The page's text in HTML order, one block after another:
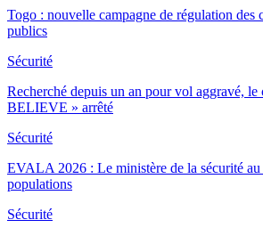
Togo : nouvelle campagne de régulation des
publics
Sécurité
Recherché depuis un an pour vol aggravé, le
BELIEVE » arrêté
Sécurité
EVALA 2026 : Le ministère de la sécurité au
populations
Sécurité